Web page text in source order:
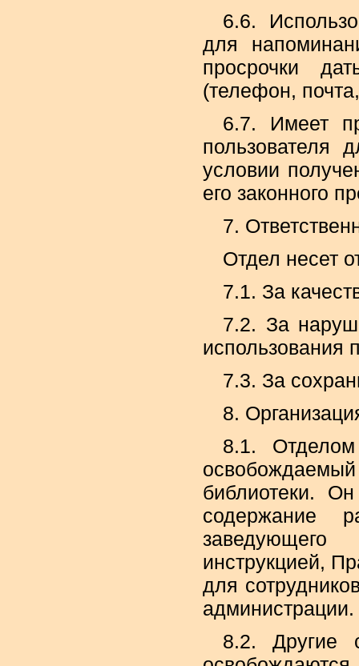
6.6.
для
просрочки
(телефон,
6.7. Имеет
пользователя
условии
его законного
7.
Отдел несет
7.1. За
7.2. За
использования
7.3. За
8.
8.1.
библиотеки.
содержание
заведующего
инструкцией,
для
администрации.
8.2. Другие